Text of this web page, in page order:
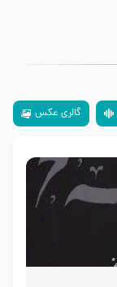
گالری عکس